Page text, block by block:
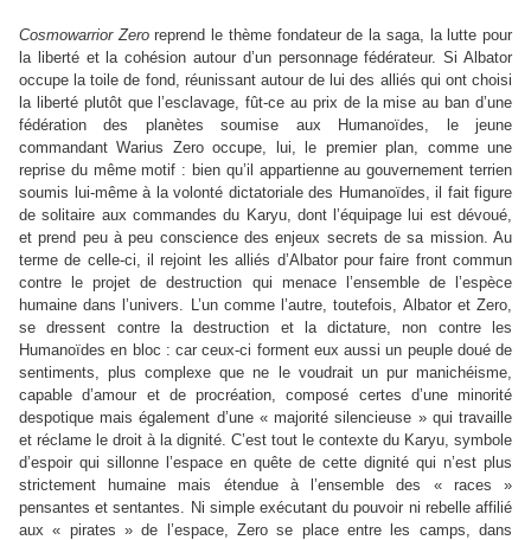
Cosmowarrior Zero reprend le thème fondateur de la saga, la lutte pour
la liberté et la cohésion autour d’un personnage fédérateur. Si Albator
occupe la toile de fond, réunissant autour de lui des alliés qui ont choisi
la liberté plutôt que l’esclavage, fût-ce au prix de la mise au ban d’une
fédération des planètes soumise aux Humanoïdes, le jeune
commandant Warius Zero occupe, lui, le premier plan, comme une
reprise du même motif : bien qu’il appartienne au gouvernement terrien
soumis lui-même à la volonté dictatoriale des Humanoïdes, il fait figure
de solitaire aux commandes du Karyu, dont l’équipage lui est dévoué,
et prend peu à peu conscience des enjeux secrets de sa mission. Au
terme de celle-ci, il rejoint les alliés d’Albator pour faire front commun
contre le projet de destruction qui menace l’ensemble de l’espèce
humaine dans l’univers. L’un comme l’autre, toutefois, Albator et Zero,
se dressent contre la destruction et la dictature, non contre les
Humanoïdes en bloc : car ceux-ci forment eux aussi un peuple doué de
sentiments, plus complexe que ne le voudrait un pur manichéisme,
capable d’amour et de procréation, composé certes d’une minorité
despotique mais également d’une « majorité silencieuse » qui travaille
et réclame le droit à la dignité. C’est tout le contexte du Karyu, symbole
d’espoir qui sillonne l’espace en quête de cette dignité qui n’est plus
strictement humaine mais étendue à l’ensemble des « races »
pensantes et sentantes. Ni simple exécutant du pouvoir ni rebelle affilié
aux « pirates » de l’espace, Zero se place entre les camps, dans